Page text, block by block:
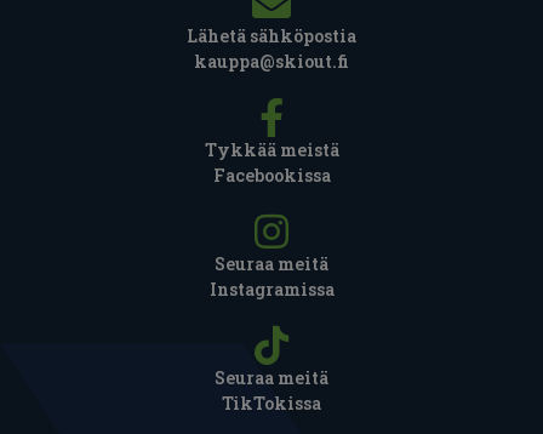
Lähetä sähköpostia
kauppa@skiout.fi
Tykkää meistä
Facebookissa
Seuraa meitä
Instagramissa
Seuraa meitä
TikTokissa